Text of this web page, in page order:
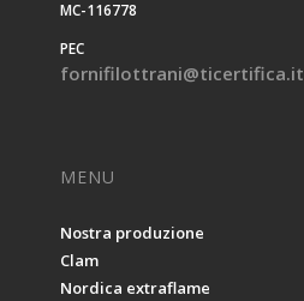
MC-116778
PEC
fornifilottrani@ticertifica.it
MENU
Nostra produzione
Clam
Nordica extraflame